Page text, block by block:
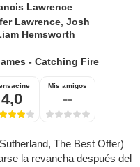
Lawrence
Lawrence ,Josh
Hemsworth
- Catching Fire
4,0
Mis amigos
--
The Best Offer)
la revancha después del